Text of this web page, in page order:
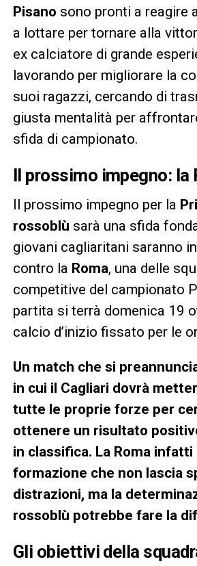
Pisano sono pronti a reagire
a lottare per tornare alla
ex calciatore di grande
lavorando per migliorare la
suoi ragazzi, cercando di
giusta mentalità per
sfida di campionato.
Il prossimo impegno: la
Il prossimo impegno per la
rossoblù sarà una sfida
giovani cagliaritani saranno
contro la Roma, una delle
competitive del campionato
partita si terrà domenica 19
calcio d’inizio fissato per le
Un match che si
in cui il Cagliari dovrà
tutte le proprie forze per
ottenere un risultato
in classifica. La Roma infatti
formazione che non lascia
distrazioni, ma la
rossoblù potrebbe fare la
Gli obiettivi della